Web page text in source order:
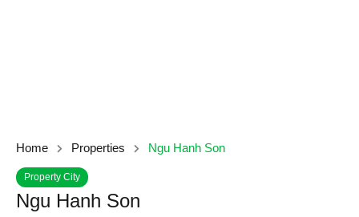
Home Properties Ngu Hanh Son
Property City
Ngu Hanh Son